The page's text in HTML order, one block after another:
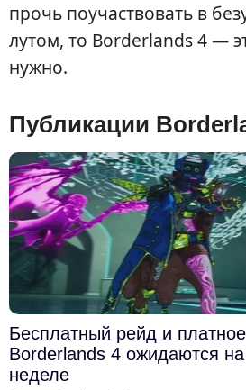
прочь поучаствовать в
лутом, то Borderlands 4 —
нужно.
Публикации
Бесплатный рейд и
Borderlands 4 ожидаются
неделе